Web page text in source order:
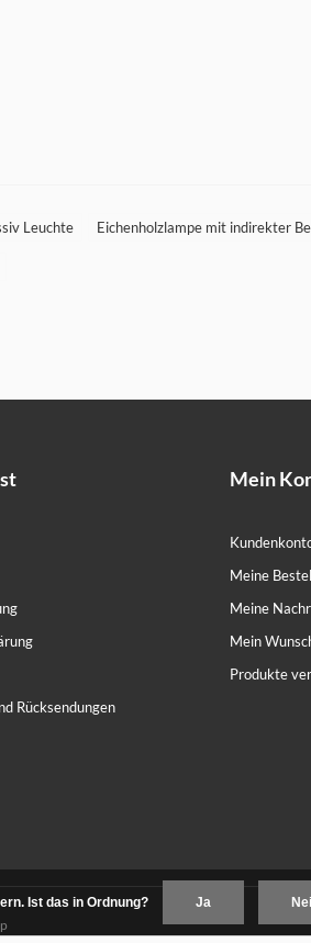
Leuchte Eichenholzlampe mit indirekter
Rücksendungen
Mein
Meine
Meine
Mein
Produkte
Ist das in Ordnung? Ja